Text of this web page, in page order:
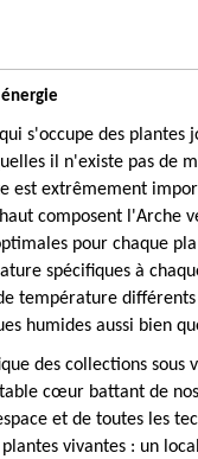
s'occupe des plantes
il n'existe pas de
est extrêmement
composent l'Arche
pour chaque
spécifiques à
température
humides aussi bien
des collections sous
cœur battant de
et de toutes les
vivantes : un